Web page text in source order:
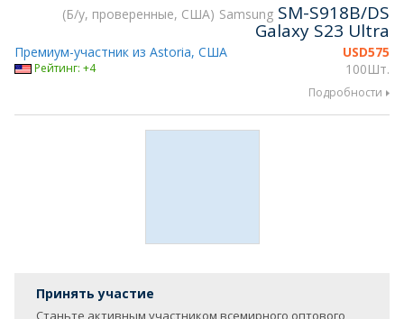
Б/у, проверенные, США Samsung SM-S918B/DS
Galaxy S23 Ultra
USD575
100Шт.
Премиум-участник из Astoria, США
Рейтинг: +4
Подробности
Принять участие
Станьте активным участником всемирного оптового